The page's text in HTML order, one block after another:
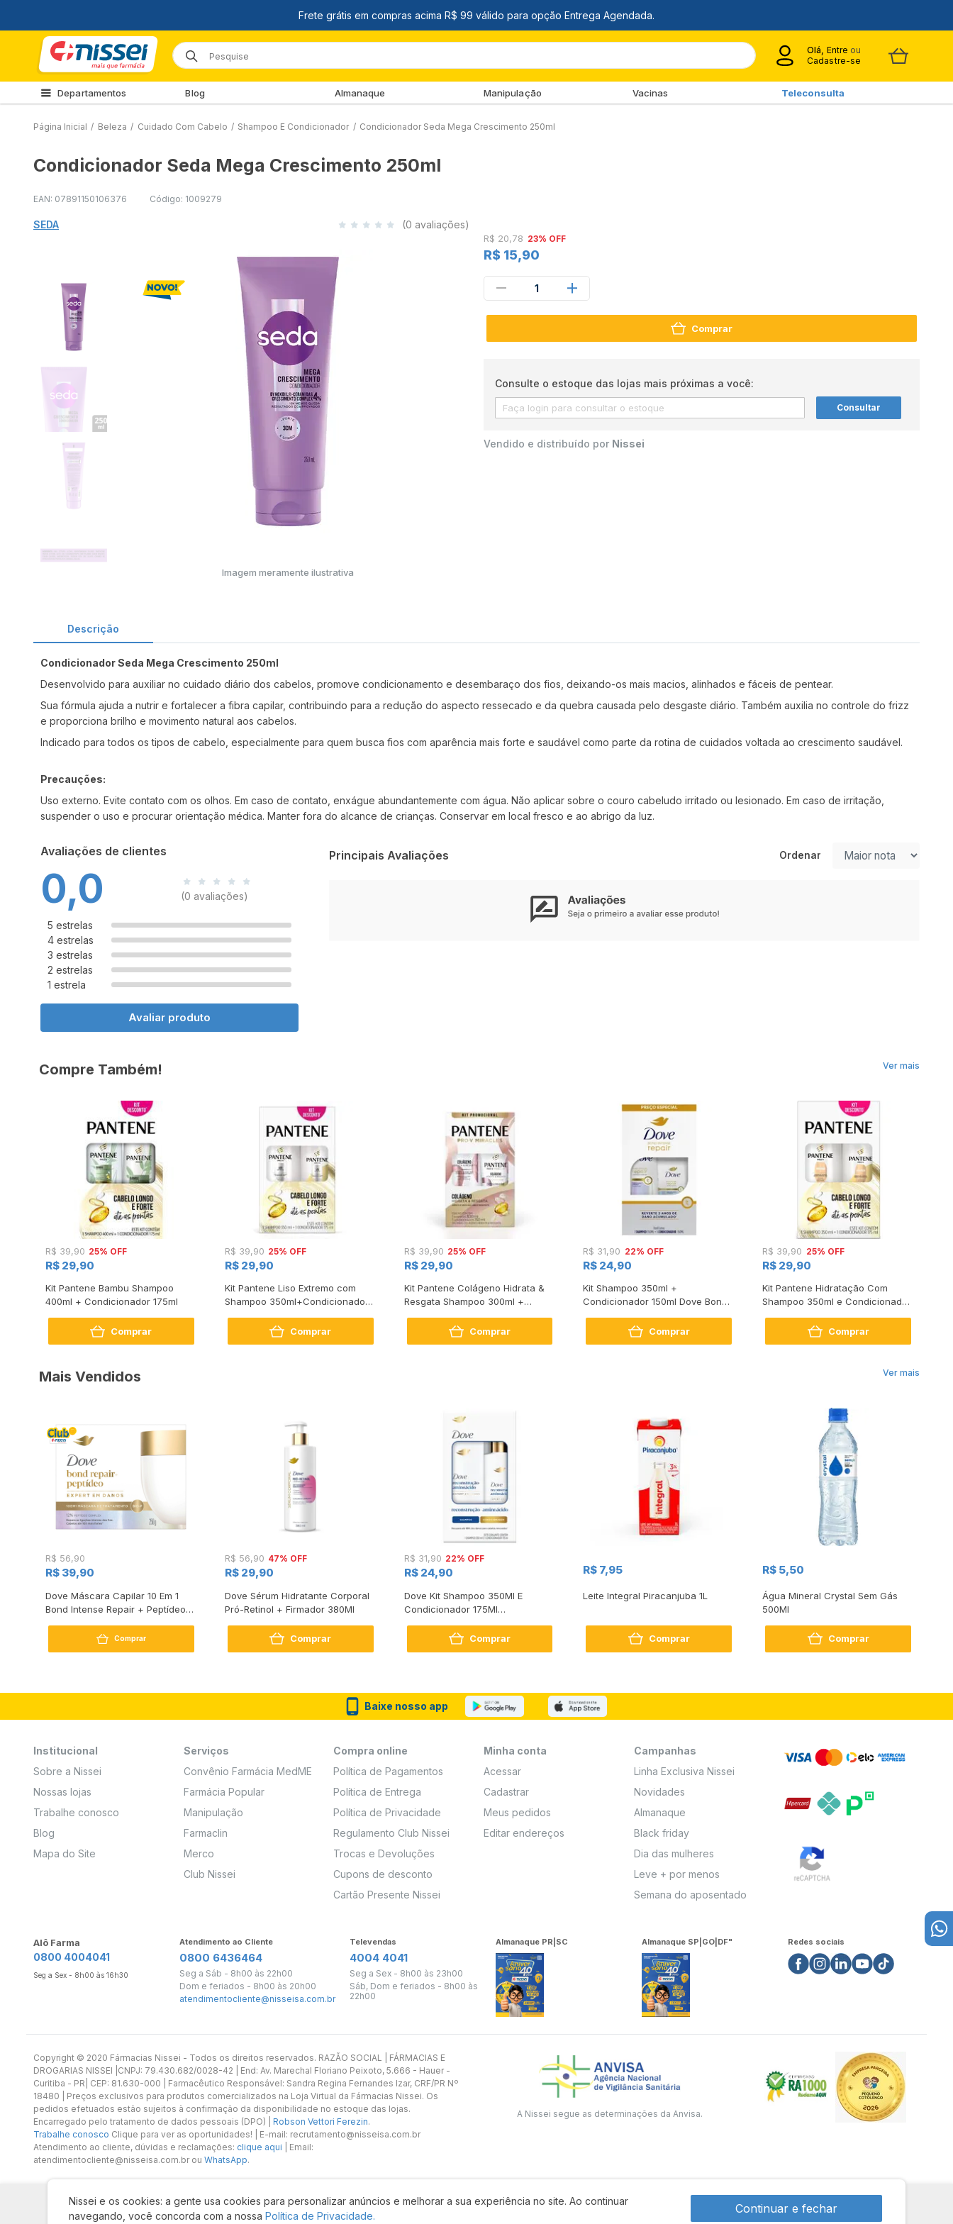
Olá, Entre ou
Cadastre-se
Departamentos Blog Almanaque Manipulação Vacinas Teleconsulta
Página Inicial / Beleza / Cuidado Com Cabelo / Shampoo E Condicionador / Condicionador Seda Mega Crescimento 250ml
Condicionador Seda Mega Crescimento 250ml
EAN: 07891150106376 Código: 1009279
SEDA (0 avaliações)
Imagem meramente ilustrativa
R$ 20,78 23% OFF
R$ 15,90
1
Comprar
Consulte o estoque das lojas mais próximas a você:
Consultar
Vendido e distribuído por Nissei
Descrição
Condicionador Seda Mega Crescimento 250ml
Desenvolvido para auxiliar no cuidado diário dos cabelos, promove condicionamento e desembaraço dos fios, deixando-os mais macios, alinhados e fáceis de pentear.
Sua fórmula ajuda a nutrir e fortalecer a fibra capilar, contribuindo para a redução do aspecto ressecado e da quebra causada pelo desgaste diário. Também auxilia no controle do frizz
e proporciona brilho e movimento natural aos cabelos.
Indicado para todos os tipos de cabelo, especialmente para quem busca fios com aparência mais forte e saudável como parte da rotina de cuidados voltada ao crescimento saudável.
Precauções:
Uso externo. Evite contato com os olhos. Em caso de contato, enxágue abundantemente com água. Não aplicar sobre o couro cabeludo irritado ou lesionado. Em caso de irritação,
suspender o uso e procurar orientação médica. Manter fora do alcance de crianças. Conservar em local fresco e ao abrigo da luz.
Avaliações de clientes
0,0 (0 avaliações)
5 estrelas
4 estrelas
3 estrelas
2 estrelas
1 estrela
Avaliar produto
Principais Avaliações Ordenar
Ver mais
Compre Também!
R$ 39,90 25% OFF
R$ 29,90
Kit Pantene Bambu Shampoo
400ml + Condicionador 175ml
Comprar
R$ 39,90 25% OFF
R$ 29,90
Kit Pantene Liso Extremo com
Shampoo 350ml+Condicionador
175ml
Comprar
R$ 39,90 25% OFF
R$ 29,90
Kit Pantene Colágeno Hidrata &
Resgata Shampoo 300ml +
Condicionador 150ml
Comprar
R$ 31,90 22% OFF
R$ 24,90
Kit Shampoo 350ml +
Condicionador 150ml Dove Bond
Intense Repair
Comprar
R$ 39,90 25% OFF
R$ 29,90
Kit Pantene Hidratação Com
Shampoo 350ml e Condicionador
175ml
Comprar
Ver mais
Mais Vendidos
R$ 56,90
R$ 39,90
Dove Máscara Capilar 10 Em 1
Bond Intense Repair + Peptídeo
Comprar
R$ 56,90 47% OFF
R$ 29,90
Dove Sérum Hidratante Corporal
Pró-Retinol + Firmador 380Ml
Comprar
R$ 31,90 22% OFF
R$ 24,90
Dove Kit Shampoo 350Ml E
Condicionador 175Ml
Comprar
R$ 7,95
Leite Integral Piracanjuba 1L
Comprar
R$ 5,50
Água Mineral Crystal Sem Gás
500Ml
Comprar
Nissei e os cookies: a gente usa cookies para personalizar anúncios e melhorar a sua experiência no site. Ao continuar
navegando, você concorda com a nossaPolítica de Privacidade.
Continuar e fechar
Baixe nosso app
Institucional
Sobre a Nissei
Nossas lojas
Trabalhe conosco
Blog
Mapa do Site
Serviços
Convênio Farmácia MedME
Farmácia Popular
Manipulação
Farmaclin
Merco
Club Nissei
Compra online
Política de Pagamentos
Política de Entrega
Política de Privacidade
Regulamento Club Nissei
Trocas e Devoluções
Cupons de desconto
Cartão Presente Nissei
Minha conta
Acessar
Cadastrar
Meus pedidos
Editar endereços
Campanhas
Linha Exclusiva Nissei
Novidades
Almanaque
Black friday
Dia das mulheres
Leve + por menos
Semana do aposentado
Alô Farma
0800 4004041
Seg a Sex - 8h00 às 16h30
Atendimento ao Cliente
0800 6436464
Seg a Sáb - 8h00 às 22h00
Dom e feriados - 8h00 às 20h00
atendimentocliente@nisseisa.com.br
Televendas
4004 4041
Seg a Sex - 8h00 às 23h00
Sáb, Dom e feriados - 8h00 às
22h00
Almanaque PR|SC Almanaque SP|GO|DF" Redes sociais
Copyright ©️ 2020 Fármacias Nissei - Todos os direitos reservados. RAZÃO SOCIAL | FÁRMACIAS E
DROGARIAS NISSEI |CNPJ: 79.430.682/0028-42 | End: Av. Marechal Floriano Peixoto, 5.666 - Hauer -
Curitiba - PR| CEP: 81.630-000 | Farmacêutico Responsável: Sandra Regina Fernandes Izar, CRF/PR Nº
18480 | Preços exclusivos para produtos comercializados na Loja Virtual da Fármacias Nissei. Os
pedidos efetuados estão sujeitos à confirmação da disponibilidade no estoque das lojas.
Encarregado pelo tratamento de dados pessoais (DPO) | Robson Vettori Ferezin.
Trabalhe conosco Clique para ver as oportunidades! | E-mail: recrutamento@nisseisa.com.br
Atendimento ao cliente, dúvidas e reclamações: clique aqui | Email:
atendimentocliente@nisseisa.com.br ou WhatsApp.
A Nissei segue as determinações da Anvisa.
Desenvolvido por: